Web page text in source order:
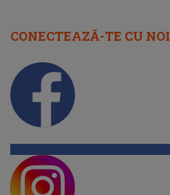
CONECTEAZĂ-TE CU NOI